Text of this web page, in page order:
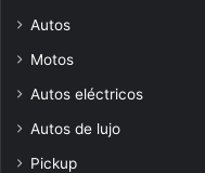
Autos
Motos
Autos eléctricos
Autos de lujo
Pickup